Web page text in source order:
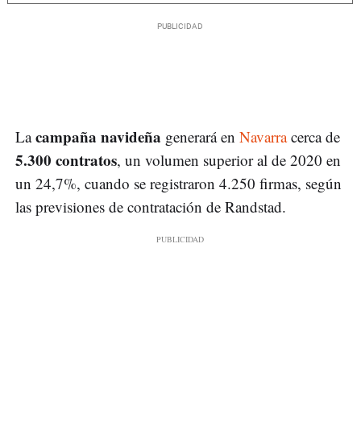
Lacampaña navideña generará en Navarracerca de
5.300 contratos, un volumen superior al de 2020 en
un 24,7%, cuando se registraron 4.250 firmas, según
las previsiones de contratación de Randstad.